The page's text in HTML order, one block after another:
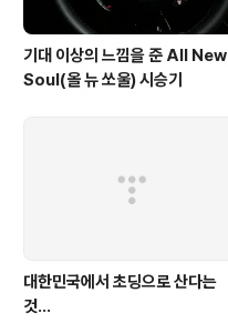
기대 이상의 느낌을 준 All New
Soul(올 뉴 쏘울) 시승기
대한민국에서 초딩으로 산다는
것...